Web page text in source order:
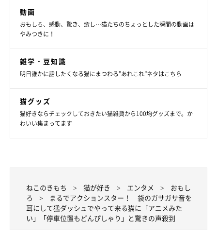
動画
おもしろ、感動、驚き、癒し…猫たちのちょっとした瞬間の動画は
やみつきに！
雑学・豆知識
明日誰かに話したくなる猫にまつわる”あれこれ”ネタはこちら
猫グッズ
猫好きならチェックしておきたい猫雑貨から100均グッズまで。か
わいい集まってます
ねこのきもち 猫が好き エンタメ
おもし
ろ
まるでアクションスター！ 袋のガサガサ音を
耳にして猛ダッシュでやって来る猫に「アニメみた
い」「停車位置もどんぴしゃり」と驚きの声殺到